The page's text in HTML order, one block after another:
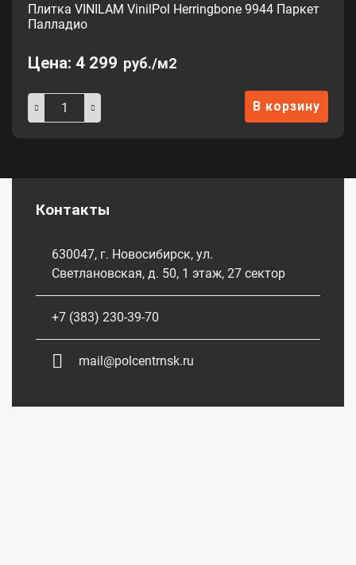
Плитка VINILAM VinilPol Herringbone 9944 Паркет
Палладио
Цена: 4 299 руб./м2
В корзину
Контакты
630047, г. Новосибирск, ул.
Светлановская, д. 50, 1 этаж, 27 сектор
+7 (383) 230-39-70
mail@polcentrnsk.ru